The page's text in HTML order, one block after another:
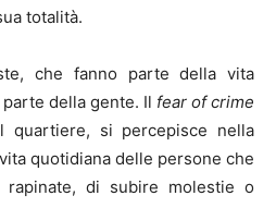
totalità.
che fanno parte della vita
della gente. Il fear of crime
si percepisce nella
quotidiana delle persone che
rapinate, di subire molestie o